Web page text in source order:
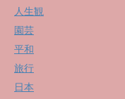
人生観
園芸
平和
旅行
日本